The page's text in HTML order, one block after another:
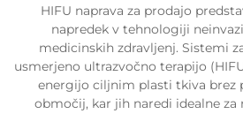
HIFU naprava za prodajo
napredek v tehnologiji
medicinskih zdravljenj. Sistemi
usmerjeno ultrazvočno terapijo
energijo ciljnim plasti tkiva brez
območij, kar jih naredi idealne za